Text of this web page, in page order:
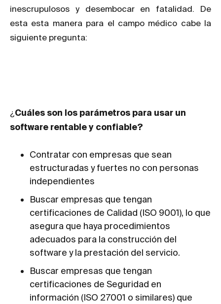
inescrupulosos y desembocar en fatalidad. De
esta esta manera para el campo médico cabe la
siguiente pregunta:
¿ Cuáles son los parámetros para usar un
software rentable y confiable?
Contratar con empresas que sean
estructuradas y fuertes no con personas
independientes
Buscar empresas que tengan
certificaciones de Calidad (ISO 9001), lo que
asegura que haya procedimientos
adecuados para la construcción del
software y la prestación del servicio.
Buscar empresas que tengan
certificaciones de Seguridad en
información (ISO 27001 o similares) que